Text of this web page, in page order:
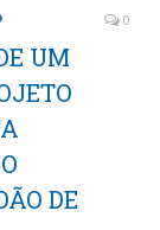
UM
DE
0